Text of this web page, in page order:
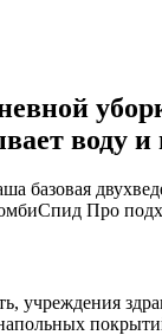
воду
Про
учреждения